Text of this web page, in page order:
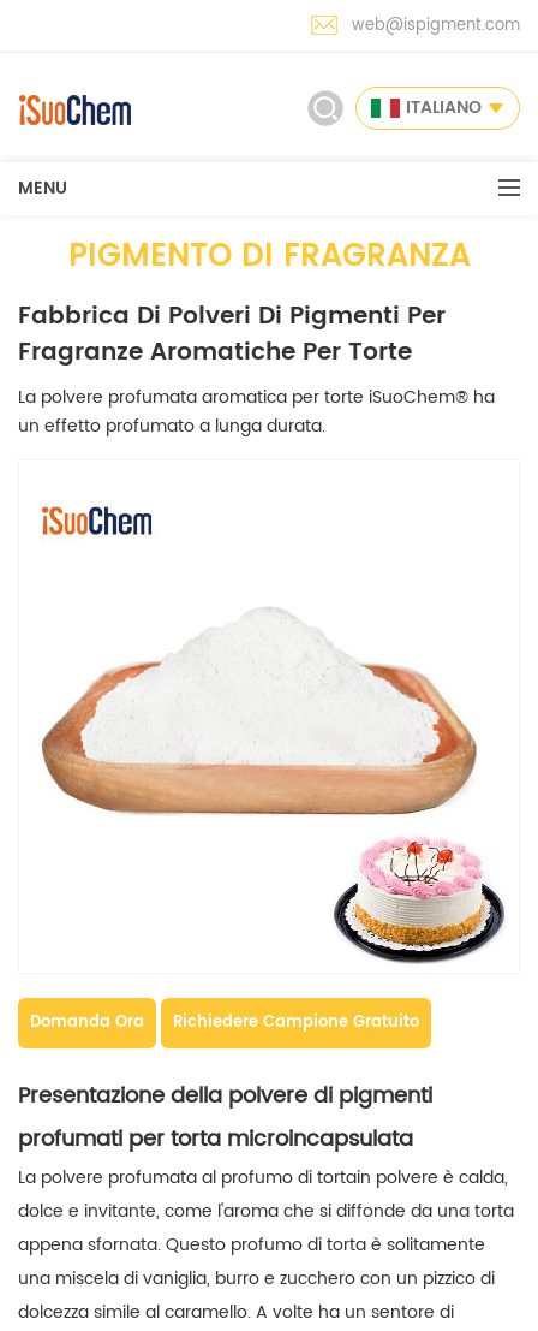
web@ispigment.com
ITALIANO
MENU
PIGMENTO DI FRAGRANZA
Fabbrica Di Polveri Di Pigmenti Per
Fragranze Aromatiche Per Torte
La polvere profumata aromatica per torte iSuoChem® ha
un effetto profumato a lunga durata.
Domanda Ora Richiedere Campione Gratuito
Presentazione della polvere di pigmenti
profumati per torta microincapsulata
La polvere profumata al profumo di tortain polvere è calda,
dolce e invitante, come l'aroma che si diffonde da una torta
appena sfornata. Questo profumo di torta è solitamente
una miscela di vaniglia, burro e zucchero con un pizzico di
dolcezza simile al caramello. A volte ha un sentore di